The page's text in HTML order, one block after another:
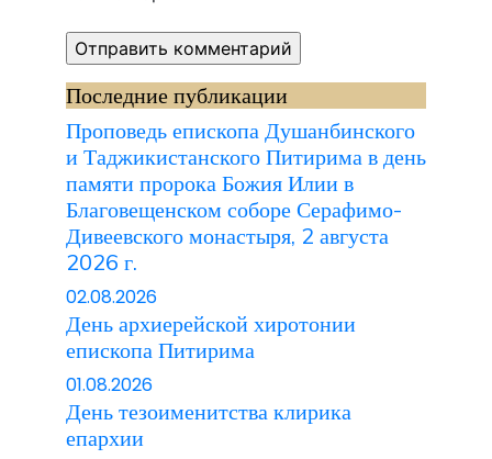
Последние публикации
Проповедь епископа Душанбинского
и Таджикистанского Питирима в день
памяти пророка Божия Илии в
Благовещенском соборе Серафимо-
Дивеевского монастыря, 2 августа
2026 г.
02.08.2026
День архиерейской хиротонии
епископа Питирима
01.08.2026
День тезоименитства клирика
епархии